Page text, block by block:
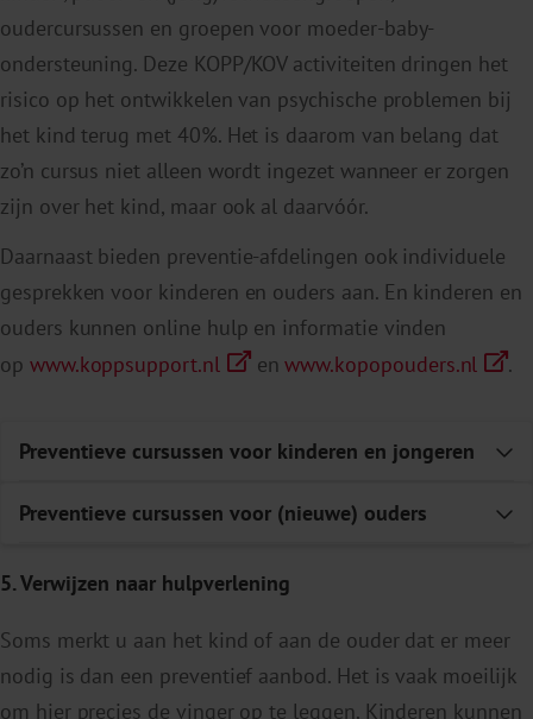
oudercursussen en groepen voor moeder-baby-
ondersteuning. Deze KOPP/KOV activiteiten dringen het
risico op het ontwikkelen van psychische problemen bij
het kind terug met 40%. Het is daarom van belang dat
zo’n cursus niet alleen wordt ingezet wanneer er zorgen
zijn over het kind, maar ook al daarvóór.
Daarnaast bieden preventie-afdelingen ook individuele
gesprekken voor kinderen en ouders aan. En kinderen en
ouders kunnen online hulp en informatie vinden
op www.koppsupport.nl enwww.kopopouders.nl .
Preventieve cursussen voor kinderen en jongeren
Preventieve cursussen voor (nieuwe) ouders
5. Verwijzen naar hulpverlening
Soms merkt u aan het kind of aan de ouder dat er meer
nodig is dan een preventief aanbod. Het is vaak moeilijk
om hier precies de vinger op te leggen. Kinderen kunnen